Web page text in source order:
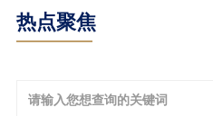
热点聚焦